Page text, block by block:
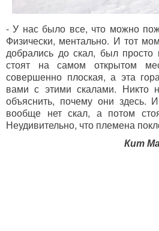
- У нас было все, что можно
Физически, ментально. И тот
добрались до скал, был
стоят на самом открытом
совершенно плоская, а эта
вами с этими скалами. Никто
объяснить, почему они здесь.
вообще нет скал, а потом
Неудивительно, что племена
Кит